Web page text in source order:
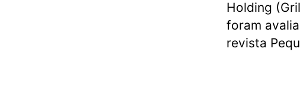
Holding
foram
revista